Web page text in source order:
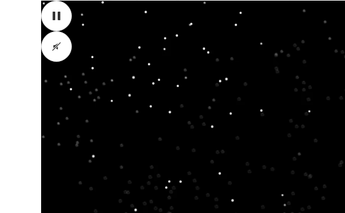
Itt vagyok. A háttérben - de mindig éberen. Én vagyok az ingyenes Van
készen tartom.Valós időben elemzem kishaszongépjárműve műszaki
Önnek, a flottájának és a csapatának. Én vagyok a kapcsolat a jármű, a
idő sürget, gondoskodom arról, hogy Ön azonnali támogatást kapjon a
együtt intézünk, hogy a lehető legkisebbre csökkentsük a mobilitására
időpontokat optimálisan lehessen ütemezni. Így a műhelylátogatások
intézkedésekről, amelyeket Ön is könnyen elvégezhet, közvetlenül e-
Önnek a szervizköltségeket. A digitális gépkocsi- és flottajelentésemmel
hogy mennyire fontos Önnek, hogy megbízzon gépkocsijaiban. Ezért
üzemeltetési költségek csökkentése érdekében. Teljes átláthatóságot
egész flotta esetében. Csak aktiváljon és használjon bármikor - teljesen